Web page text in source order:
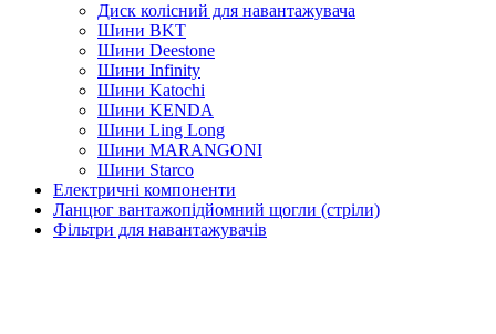
Диск колісний для навантажувача
Шини BKT
Шини Deestone
Шини Infinity
Шини Katochi
Шини KENDA
Шини Ling Long
Шини MARANGONI
Шини Starco
Електричні компоненти
Ланцюг вантажопідйомний щогли (стріли)
Фільтри для навантажувачів